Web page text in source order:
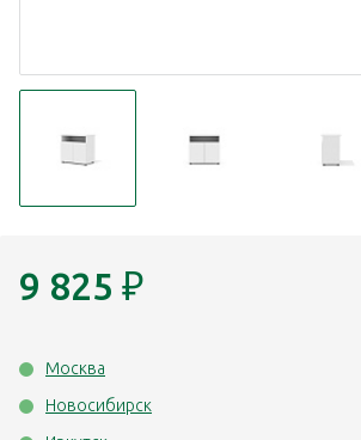
9 825 ₽
Москва
Новосибирск